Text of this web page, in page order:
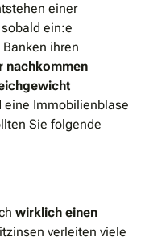
einer
ein:e
ihren
nachkommen
eine Immobilienblase
Sie folgende
wirklich einen
verleiten viele